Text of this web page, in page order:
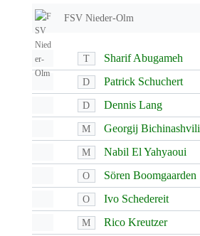
FSV Nieder-Olm
T Sharif Abugameh
D Patrick Schuchert
D Dennis Lang
M Georgij Bichinashvili
M Nabil El Yahyaoui
O Sören Boomgaarden
O Ivo Schedereit
M Rico Kreutzer